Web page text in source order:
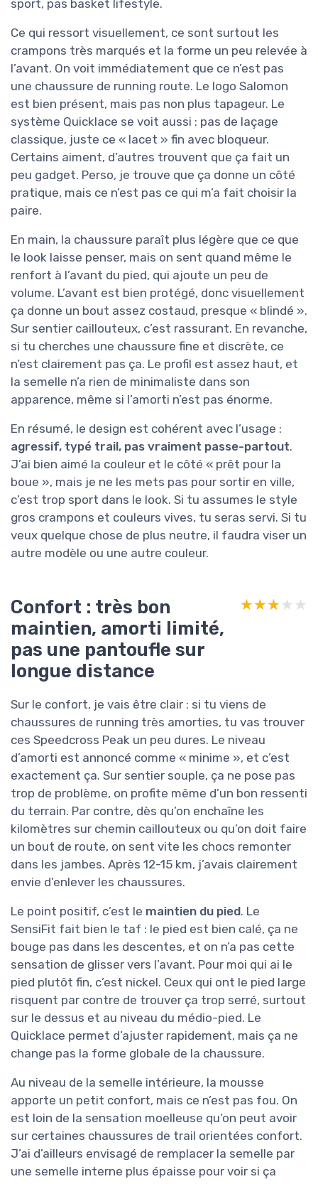
sport, pas basket lifestyle.
Ce qui ressort visuellement, ce sont surtout les
crampons très marqués et la forme un peu relevée à
l’avant. On voit immédiatement que ce n’est pas
une chaussure de running route. Le logo Salomon
est bien présent, mais pas non plus tapageur. Le
système Quicklace se voit aussi : pas de laçage
classique, juste ce « lacet » fin avec bloqueur.
Certains aiment, d’autres trouvent que ça fait un
peu gadget. Perso, je trouve que ça donne un côté
pratique, mais ce n’est pas ce qui m’a fait choisir la
paire.
En main, la chaussure paraît plus légère que ce que
le look laisse penser, mais on sent quand même le
renfort à l’avant du pied, qui ajoute un peu de
volume. L’avant est bien protégé, donc visuellement
ça donne un bout assez costaud, presque « blindé ».
Sur sentier caillouteux, c’est rassurant. En revanche,
si tu cherches une chaussure fine et discrète, ce
n’est clairement pas ça. Le profil est assez haut, et
la semelle n’a rien de minimaliste dans son
apparence, même si l’amorti n’est pas énorme.
En résumé, le design est cohérent avec l’usage :
agressif, typé trail, pas vraiment passe-partout.
J’ai bien aimé la couleur et le côté « prêt pour la
boue », mais je ne les mets pas pour sortir en ville,
c’est trop sport dans le look. Si tu assumes le style
gros crampons et couleurs vives, tu seras servi. Si tu
veux quelque chose de plus neutre, il faudra viser un
autre modèle ou une autre couleur.
Confort : très bon
maintien, amorti limité,
pas une pantoufle sur
longue distance
★★★★★
★★★★★
Sur le confort, je vais être clair : si tu viens de
chaussures de running très amorties, tu vas trouver
ces Speedcross Peak un peu dures. Le niveau
d’amorti est annoncé comme « minime », et c’est
exactement ça. Sur sentier souple, ça ne pose pas
trop de problème, on profite même d’un bon ressenti
du terrain. Par contre, dès qu’on enchaîne les
kilomètres sur chemin caillouteux ou qu’on doit faire
un bout de route, on sent vite les chocs remonter
dans les jambes. Après 12-15 km, j’avais clairement
envie d’enlever les chaussures.
Le point positif, c’est le maintien du pied. Le
SensiFit fait bien le taf : le pied est bien calé, ça ne
bouge pas dans les descentes, et on n’a pas cette
sensation de glisser vers l’avant. Pour moi qui ai le
pied plutôt fin, c’est nickel. Ceux qui ont le pied large
risquent par contre de trouver ça trop serré, surtout
sur le dessus et au niveau du médio-pied. Le
Quicklace permet d’ajuster rapidement, mais ça ne
change pas la forme globale de la chaussure.
Au niveau de la semelle intérieure, la mousse
apporte un petit confort, mais ce n’est pas fou. On
est loin de la sensation moelleuse qu’on peut avoir
sur certaines chaussures de trail orientées confort.
J’ai d’ailleurs envisagé de remplacer la semelle par
une semelle interne plus épaisse pour voir si ça